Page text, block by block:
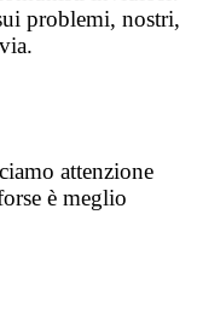
problemi, nostri,
attenzione
è meglio